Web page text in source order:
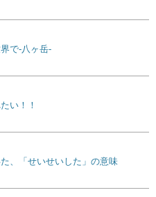
で-八ヶ岳-
い！！
、「せいせいした」の意味